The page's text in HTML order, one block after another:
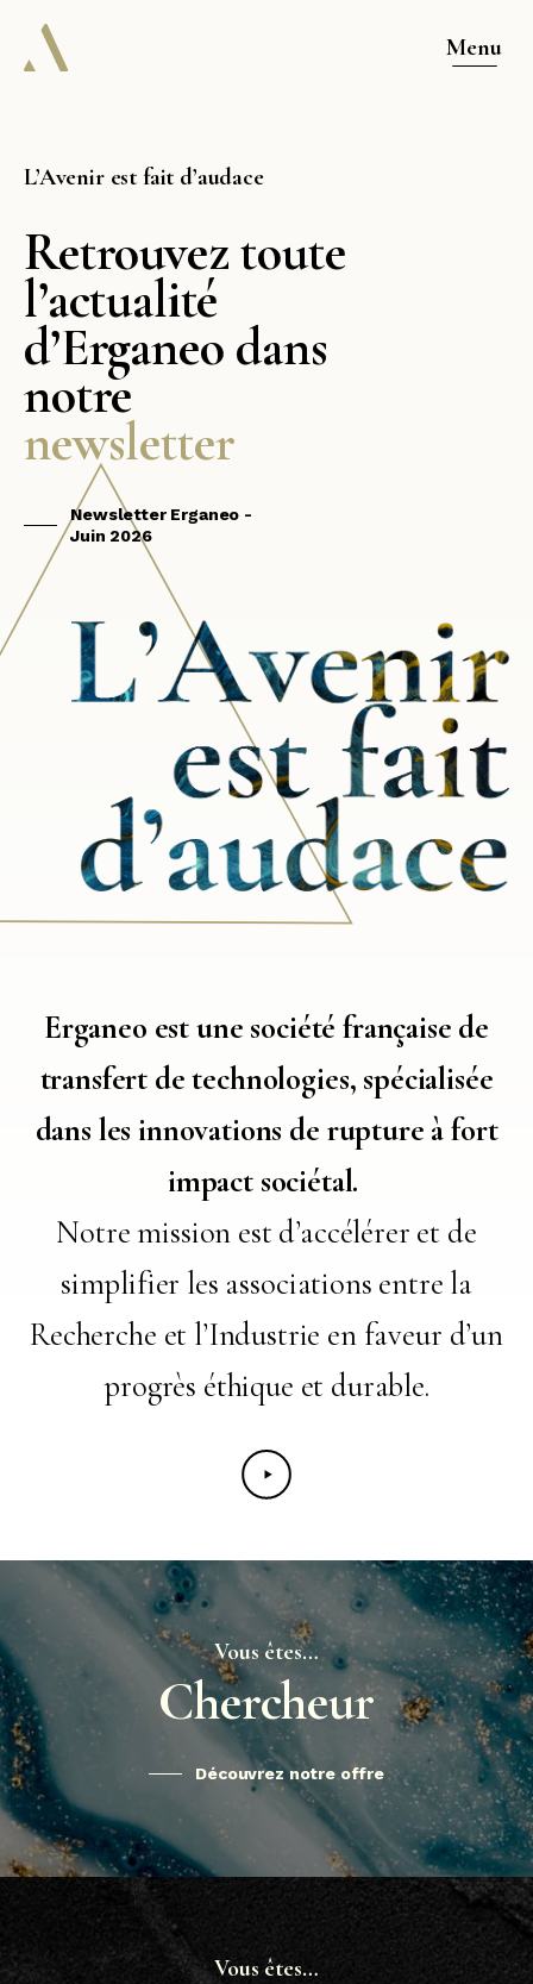
Menu
L’Avenir est fait d’audace
Retrouvez toute
l’actualité
d’Erganeo dans
notre
newsletter
Newsletter Erganeo -
Juin 2026
Erganeo est une société française de
transfert de technologies, spécialisée
dans les innovations de rupture à fort
impact sociétal.
Notre mission est d’accélérer et de
simplifier les associations entre la
Recherche et l’Industrie en faveur d’un
progrès éthique et durable.
Vous êtes…
Chercheur
Découvrez notre offre
Vous êtes…